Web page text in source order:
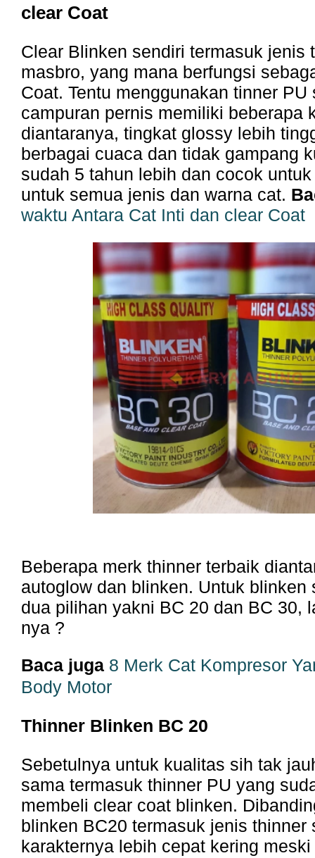
clear Coat
Clear Blinken sendiri termasuk jenis
masbro, yang mana berfungsi
Coat. Tentu menggunakan tinner PU
campuran pernis memiliki beberapa
diantaranya, tingkat glossy lebih
berbagai cuaca dan tidak gampang
sudah 5 tahun lebih dan cocok
untuk semua jenis dan warna cat.
waktu Antara Cat Inti dan clear Coat
Beberapa merk thinner terbaik
autoglow dan blinken. Untuk blinken
dua pilihan yakni BC 20 dan BC 30,
nya ?
Baca juga 8 Merk Cat Kompresor
Body Motor
Thinner Blinken BC 20
Sebetulnya untuk kualitas sih tak
sama termasuk thinner PU yang
membeli clear coat blinken.
blinken BC20 termasuk jenis thinner
karakternya lebih cepat kering meski